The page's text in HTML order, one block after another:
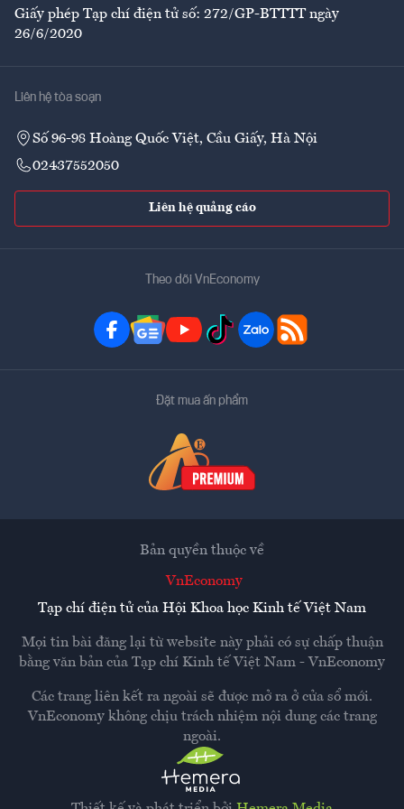
Giấy phép Tạp chí điện tử số: 272/GP-BTTTT ngày
26/6/2020
Liên hệ tòa soạn
Số 96-98 Hoàng Quốc Việt, Cầu Giấy, Hà Nội
02437552050
Liên hệ quảng cáo
Theo dõi VnEconomy
Đặt mua ấn phẩm
Bản quyền thuộc về
VnEconomy
Tạp chí điện tử của Hội Khoa học Kinh tế Việt Nam
Mọi tin bài đăng lại từ website này phải có sự chấp thuận
bằng văn bản của Tạp chí Kinh tế Việt Nam - VnEconomy
Các trang liên kết ra ngoài sẽ được mở ra ở cửa sổ mới.
VnEconomy không chịu trách nhiệm nội dung các trang
ngoài.